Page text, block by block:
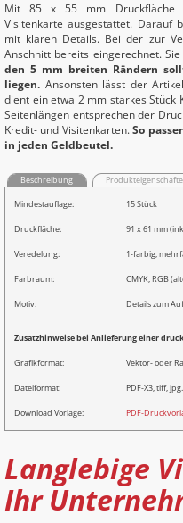
Mit 85 x 55 mm Druckfläche
Visitenkarte ausgestattet. Darauf
mit klaren Details. Bei der zur
Anschnitt bereits eingerechnet.
den 5 mm breiten Rändern
liegen. Ansonsten lässt der
dient ein etwa 2 mm starkes Stück
Seitenlängen entsprechen der
Kredit- und Visitenkarten.So
in jeden Geldbeutel.
Beschreibung
Mindestauflage: 15 Stück
Druckfläche: 91 x 61 mm
Veredelung: 1-farbig,
Farbraum: CMYK, RGB
Motiv: Details zum
Zusatzhinweise bei Anlieferung einer
Grafikformat: Vektor- oder
Dateiformat: PDF-X3, tiff, jpg.
Download Vorlage: PDF-
Langlebige
Ihr